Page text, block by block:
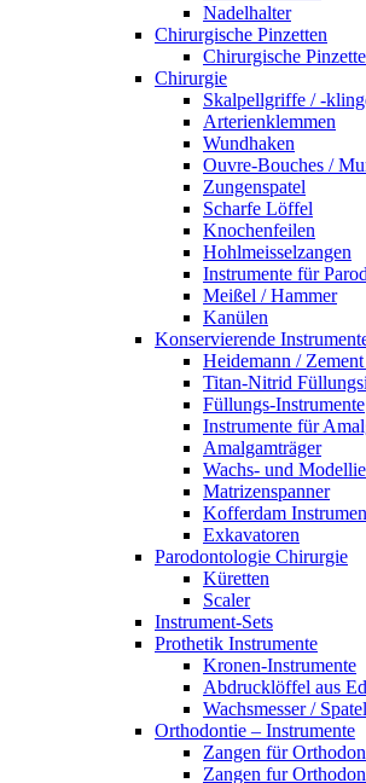
Nadelhalter
Chirurgische Pinzetten
Chirurgische
Chirurgie
Skalpellgriffe / -
Arterienklemmen
Wundhaken
Ouvre-Bouches /
Zungenspatel
Scharfe Löffel
Knochenfeilen
Hohlmeisselzangen
Instrumente für
Meißel / Hammer
Kanülen
Konservierende
Heidemann / Zement
Titan-Nitrid
Füllungs-Instrumente
Instrumente für
Amalgamträger
Wachs- und
Matrizenspanner
Kofferdam
Exkavatoren
Parodontologie Chirurgie
Küretten
Scaler
Instrument-Sets
Prothetik Instrumente
Kronen-Instrumente
Abdrucklöffel aus
Wachsmesser /
Orthodontie – Instrumente
Zangen für
Zangen fur